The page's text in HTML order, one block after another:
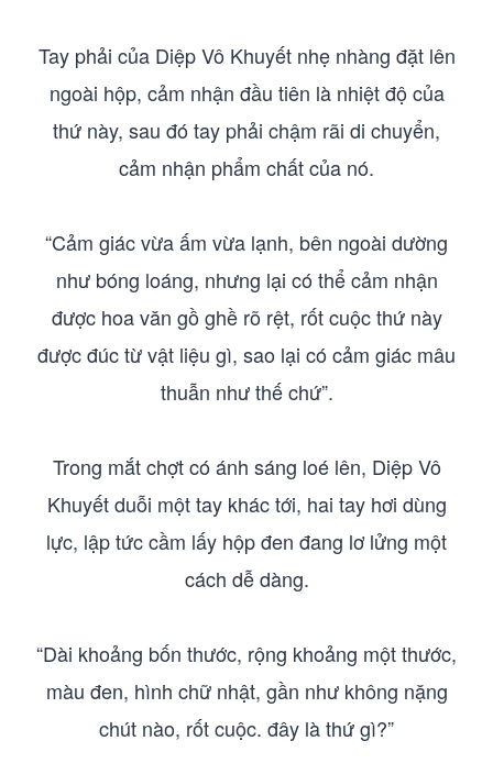
Tay phải của Diệp Vô Khuyết nhẹ nhàng đặt lên
ngoài hộp, cảm nhận đầu tiên là nhiệt độ của
thứ này, sau đó tay phải chậm rãi di chuyển,
cảm nhận phẩm chất của nó.
“Cảm giác vừa ấm vừa lạnh, bên ngoài dường
như bóng loáng, nhưng lại có thể cảm nhận
được hoa văn gồ ghề rõ rệt, rốt cuộc thứ này
được đúc từ vật liệu gì, sao lại có cảm giác mâu
thuẫn như thế chứ”.
Trong mắt chợt có ánh sáng loé lên, Diệp Vô
Khuyết duỗi một tay khác tới, hai tay hơi dùng
lực, lập tức cầm lấy hộp đen đang lơ lửng một
cách dễ dàng.
“Dài khoảng bốn thước, rộng khoảng một thước,
màu đen, hình chữ nhật, gần như không nặng
chút nào, rốt cuộc. đây là thứ gì?”